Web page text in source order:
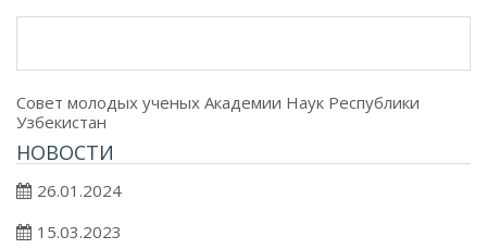
Совет молодых ученых Академии Наук Республики
Узбекистан
НОВОСТИ
26.01.2024
15.03.2023